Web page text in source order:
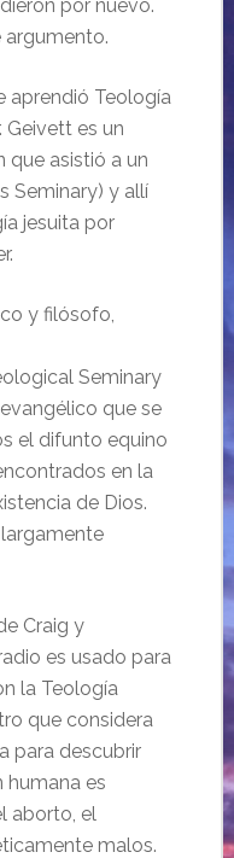
por nuevo.
argumento.
aprendió Teología
Geivett es un
que asistió a un
Seminary) y allí
jesuita por
y filósofo,
Seminary
que se
el difunto equino
en la
de Dios.
Craig y
es usado para
la Teología
que considera
para descubrir
humana es
aborto, el
malos.